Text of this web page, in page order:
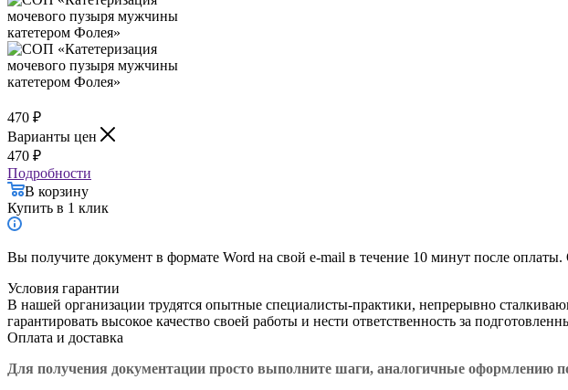
470 ₽
Варианты цен
470 ₽
Подробности
В корзину
Купить в 1 клик
Вы получите документ в формате Word на свой e-mail в течение 10 минут после оплаты.
Условия гарантии
В нашей организации трудятся опытные специалисты-практики, непрерывно
гарантировать высокое качество своей работы и нести ответственность за
Оплата и доставка
Для получения документации просто выполните шаги, аналогичные оформлению